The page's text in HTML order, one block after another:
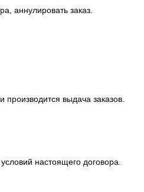
аннулировать заказ.
выдача заказов.
настоящего договора.